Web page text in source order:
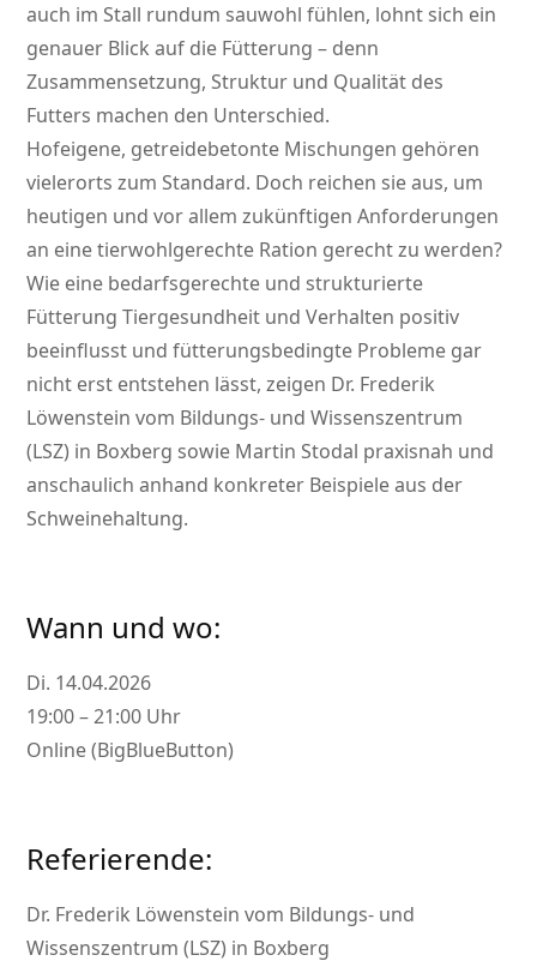
auch im Stall rundum sauwohl fühlen, lohnt sich ein
genauer Blick auf die Fütterung – denn
Zusammensetzung, Struktur und Qualität des
Futters machen den Unterschied.
Hofeigene, getreidebetonte Mischungen gehören
vielerorts zum Standard. Doch reichen sie aus, um
heutigen und vor allem zukünftigen Anforderungen
an eine tierwohlgerechte Ration gerecht zu werden?
Wie eine bedarfsgerechte und strukturierte
Fütterung Tiergesundheit und Verhalten positiv
beeinflusst und fütterungsbedingte Probleme gar
nicht erst entstehen lässt, zeigen Dr. Frederik
Löwenstein vom Bildungs- und Wissenszentrum
(LSZ) in Boxberg sowie Martin Stodal praxisnah und
anschaulich anhand konkreter Beispiele aus der
Schweinehaltung.
Wann und wo:
Di. 14.04.2026
19:00 – 21:00 Uhr
Online (BigBlueButton)
Referierende:
Dr. Frederik Löwenstein vom Bildungs- und
Wissenszentrum (LSZ) in Boxberg